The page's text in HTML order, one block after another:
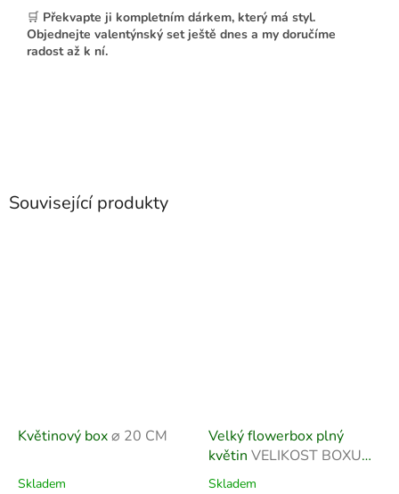
Související produkty
Květinový box⌀ 20 CM
Skladem
Velký flowerbox plný
květin VELIKOST BOXU
26 × 30 cm
Skladem
🛒 Překvapte ji kompletním dárkem, který má styl.
Objednejte valentýnský set ještě dnes a my doručíme
radost až k ní.